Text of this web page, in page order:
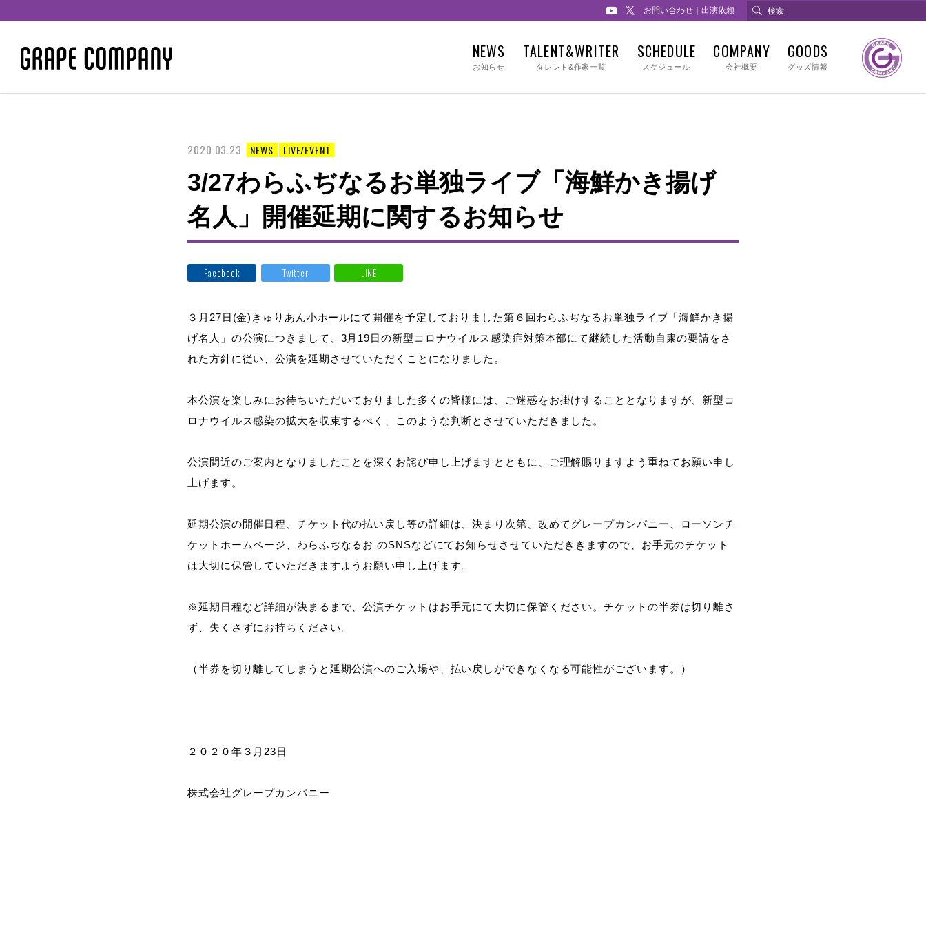
お問い合わせ｜出演依頼
NEWS
お知らせ
TALENT&WRITER
タレント&作家一覧
SCHEDULE
スケジュール
COMPANY
会社概要
GOODS
グッズ情報
2020.03.23 NEWS LIVE/EVENT
3/27わらふぢなるお単独ライブ「海鮮かき揚げ
名人」開催延期に関するお知らせ
Facebook Twitter LINE
３月27日(金)きゅりあん小ホールにて開催を予定しておりました第６回わらふぢなるお単独ライブ「海鮮かき揚
げ名人」の公演につきまして、3月19日の新型コロナウイルス感染症対策本部にて継続した活動自粛の要請をさ
れた方針に従い、公演を延期させていただくことになりました。
本公演を楽しみにお待ちいただいておりました多くの皆様には、ご迷惑をお掛けすることとなりますが、新型コ
ロナウイルス感染の拡大を収束するべく、このような判断とさせていただきました。
公演間近のご案内となりましたことを深くお詫び申し上げますとともに、ご理解賜りますよう重ねてお願い申し
上げます。
延期公演の開催日程、チケット代の払い戻し等の詳細は、決まり次第、改めてグレープカンパニー、ローソンチ
ケットホームページ、わらふぢなるお のSNSなどにてお知らせさせていただききますので、お手元のチケット
は大切に保管していただきますようお願い申し上げます。
※延期日程など詳細が決まるまで、公演チケットはお手元にて大切に保管ください。チケットの半券は切り離さ
ず、失くさずにお持ちください。
（半券を切り離してしまうと延期公演へのご入場や、払い戻しができなくなる可能性がございます。）
２０２０年３月23日
株式会社グレープカンパニー